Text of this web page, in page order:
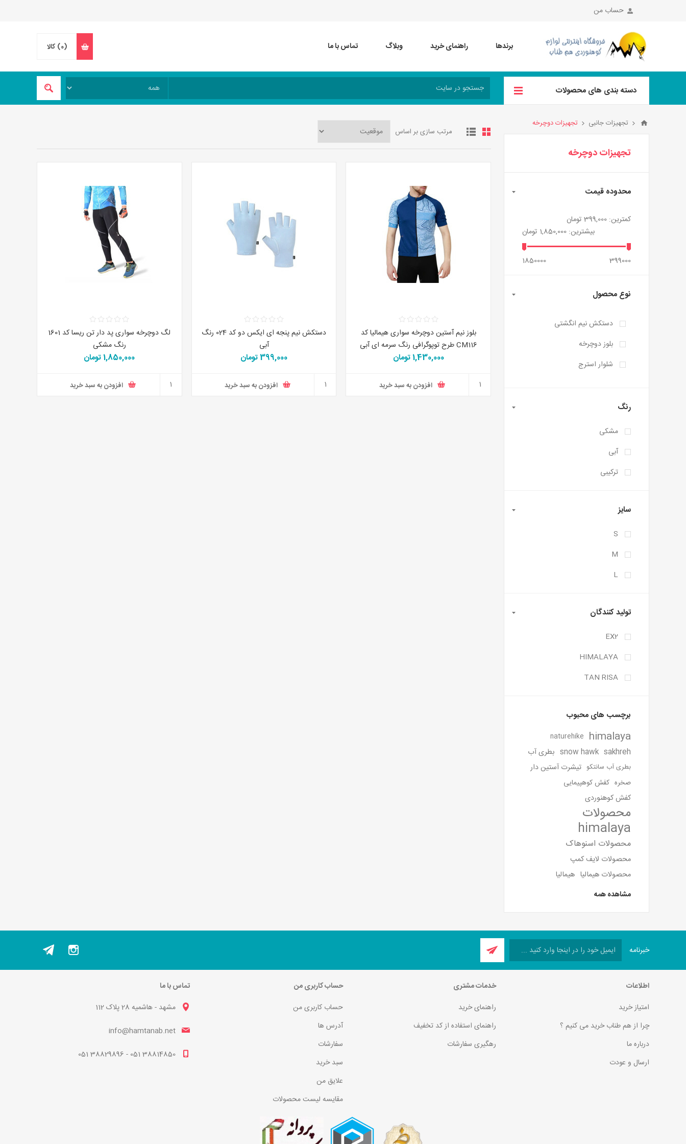
حساب من
برندها راهنمای خرید وبلاگ تماس با ما (0) کالا
دسته بندی های محصولات
تجهیزات جانبی تجهیزات دوچرخه
مرتب سازی بر اساس
بلوز نیم آستین دوچرخه سواری هیمالیا کد
CM116 طرح توپوگرافی رنگ سرمه ای آبی
1,430,000 تومان
افزودن به سبد خرید
دستکش نیم پنجه ای ایکس دو کد 024 رنگ
آبی
399,000 تومان
افزودن به سبد خرید
لگ دوچرخه سواری پد دار تن ریسا کد 1601
رنگ مشکی
1,850,000 تومان
افزودن به سبد خرید
تجهیزات دوچرخه
محدوده قیمت
کمترین: 399,000 تومان
بیشترین: 1,850,000 تومان
399000
1850000
نوع محصول
دستکش نیم انگشتی
بلوز دوچرخه
شلوار استرج
رنگ
مشکی
آبی
ترکیبی
سایز
S
M
L
تولید کنندگان
EX2
HIMALAYA
TAN RISA
برچسب های محبوب
himalaya
naturehike
sakhreh
snow hawk بطری آب
بطری آب سانتکو تیشرت آستین دار
صخره کفش کوهپیمایی
کفش کوهنوردی
محصولات
himalaya
محصولات اسنوهاک
محصولات لایف کمپ
محصولات هیمالیا هیمالیا
مشاهده همه
خبرنامه
اطلاعات
امتیاز خرید
چرا از هم طناب خرید می کنیم ؟
درباره ما
ارسال و عودت
خدمات مشتری
راهنمای خرید
راهنمای استفاده از کد تخفیف
رهگیری سفارشات
حساب کاربری من
حساب کاربری من
آدرس ها
سفارشات
سبد خرید
علایق من
مقایسه لیست محصولات
تماس با ما
مشهد - هاشمیه 28 پلاک 112
info@hamtanab.net
38814850 051 - 38829896 051